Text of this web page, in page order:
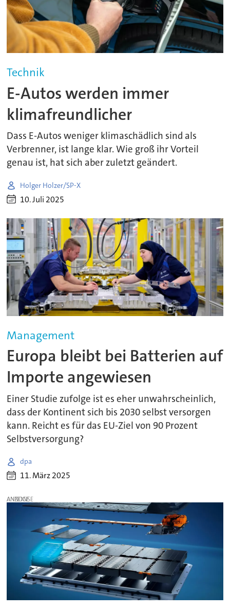
Technik
E-Autos werden immer
klimafreundlicher
Dass E-Autos weniger klimaschädlich sind als
Verbrenner, ist lange klar. Wie groß ihr Vorteil
genau ist, hat sich aber zuletzt geändert.
Holger Holzer/SP-X
10. Juli 2025
Management
Europa bleibt bei Batterien auf
Importe angewiesen
Einer Studie zufolge ist es eher unwahrscheinlich,
dass der Kontinent sich bis 2030 selbst versorgen
kann. Reicht es für das EU-Ziel von 90 Prozent
Selbstversorgung?
dpa
11. März 2025
ANZEIGE